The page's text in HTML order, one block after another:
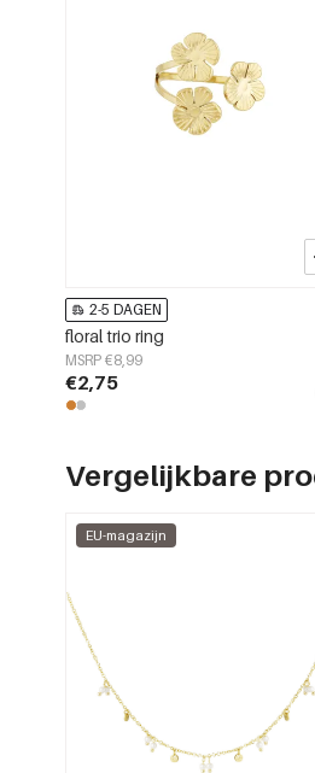
2-5 DAGEN
floral trio ring
MSRP €8,99
€2,75
Vergelijkbare
EU-magazijn